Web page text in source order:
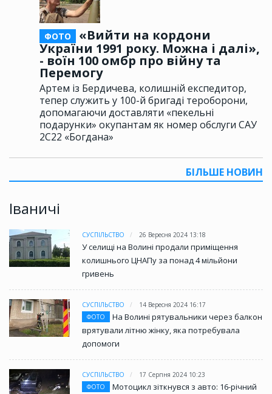
ФОТО
«Вийти на кордони
України 1991 року. Можна і далі»,
- воїн 100 омбр про війну та
Перемогу
Артем із Бердичева, колишній експедитор,
тепер служить у 100-й бригаді тероборони,
допомагаючи доставляти «пекельні
подарунки» окупантам як номер обслуги САУ
2С22 «Богдана»
БІЛЬШЕ НОВИН
Іваничі
СУСПІЛЬСТВО 26 Вересня 2024 13:18
У селищі на Волині продали приміщення
колишнього ЦНАПу за понад 4 мільйони
гривень
СУСПІЛЬСТВО
14 Вересня 2024 16:17
ФОТО
На Волині рятувальники через балкон
врятували літню жінку, яка потребувала
допомоги
СУСПІЛЬСТВО
17 Серпня 2024 10:23
ФОТО
Мотоцикл зіткнувся з авто: 16-річний